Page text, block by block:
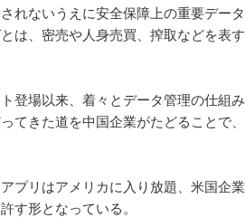
れないうえに安全保障上の重要データ
は、密売や人身売買、搾取などを表す
登場以来、着々とデータ管理の仕組み
てきた道を中国企業がたどることで、
プリはアメリカに入り放題、米国企業
す形となっている。